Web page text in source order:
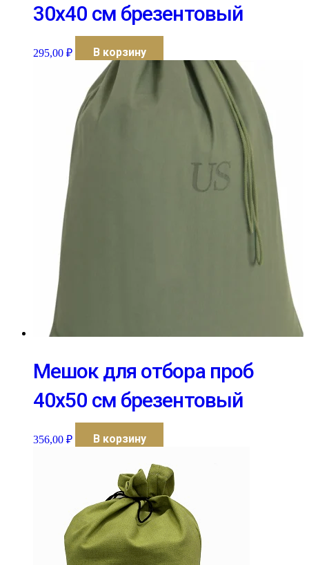
30х40 см брезентовый
295,00 ₽ В корзину
Мешок для отбора проб
40х50 см брезентовый
356,00 ₽ В корзину